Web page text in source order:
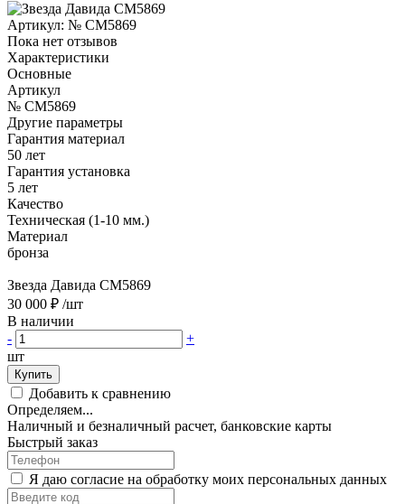
Артикул: № CM5869
Пока нет отзывов
Характеристики
Основные
Артикул
№ CM5869
Другие параметры
Гарантия материал
50 лет
Гарантия установка
5 лет
Качество
Техническая (1-10 мм.)
Материал
бронза
Звезда Давида CM5869
30 000 ₽ /шт
В наличии
-
+
шт
Купить
Добавить к сравнению
Определяем...
Наличный и безналичный расчет, банковские карты
Быстрый заказ
Я даю согласие на обработку моих персональных данных